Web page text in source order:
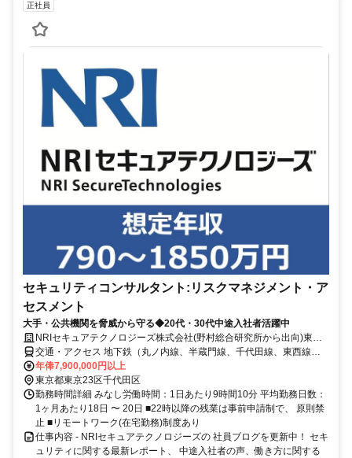
正社員
セキュリティコンサルタント:リスクマネジメント・ア
セスメント
大手・公共機関を脅威から守る◆20代・30代中途入社者活躍中
NRIセキュアテクノロジーズ株式会社(野村総合研究所から出向)東京
サンケイビル(本社)
交通・アクセス 地下鉄（丸ノ内線、半蔵門線、千代田線、東西線、
都営三田線） 「大手町駅」E1・A4出口直結
年俸7,900,000円以上
東京都東京23区千代田区
勤務時間詳細 みなし労働時間：1日あたり9時間10分 平均勤務日数：
1ヶ月あたり18日 〜 20日 ■22時以降の残業は事前申請制で、 原則禁
止 ■リモートワーク(在宅勤務)制度あり
仕事内容 - NRIセキュアテクノロジーズの 社員ブログを更新中！ セキ
ュリティに関する最新レポート、 中途入社者の声、働き方に関する